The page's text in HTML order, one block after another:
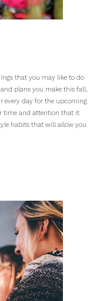
that you may like to do
plans you make this fall,
every day for the upcoming
time and attention that it
habits that will allow you